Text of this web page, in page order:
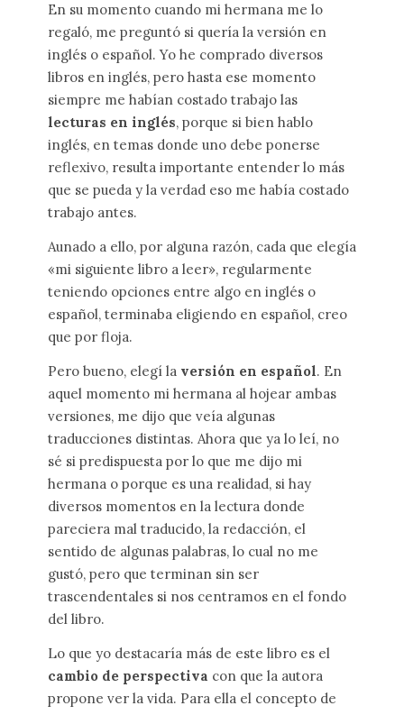
En su momento cuando mi hermana me lo
regaló, me preguntó si quería la versión en
inglés o español. Yo he comprado diversos
libros en inglés, pero hasta ese momento
siempre me habían costado trabajo las
lecturas en inglés, porque si bien hablo
inglés, en temas donde uno debe ponerse
reflexivo, resulta importante entender lo más
que se pueda y la verdad eso me había costado
trabajo antes.
Aunado a ello, por alguna razón, cada que elegía
«mi siguiente libro a leer», regularmente
teniendo opciones entre algo en inglés o
español, terminaba eligiendo en español, creo
que por floja.
Pero bueno, elegí la versión en español. En
aquel momento mi hermana al hojear ambas
versiones, me dijo que veía algunas
traducciones distintas. Ahora que ya lo leí, no
sé si predispuesta por lo que me dijo mi
hermana o porque es una realidad, si hay
diversos momentos en la lectura donde
pareciera mal traducido, la redacción, el
sentido de algunas palabras, lo cual no me
gustó, pero que terminan sin ser
trascendentales si nos centramos en el fondo
del libro.
Lo que yo destacaría más de este libro es el
cambio de perspectiva con que la autora
propone ver la vida. Para ella el concepto de